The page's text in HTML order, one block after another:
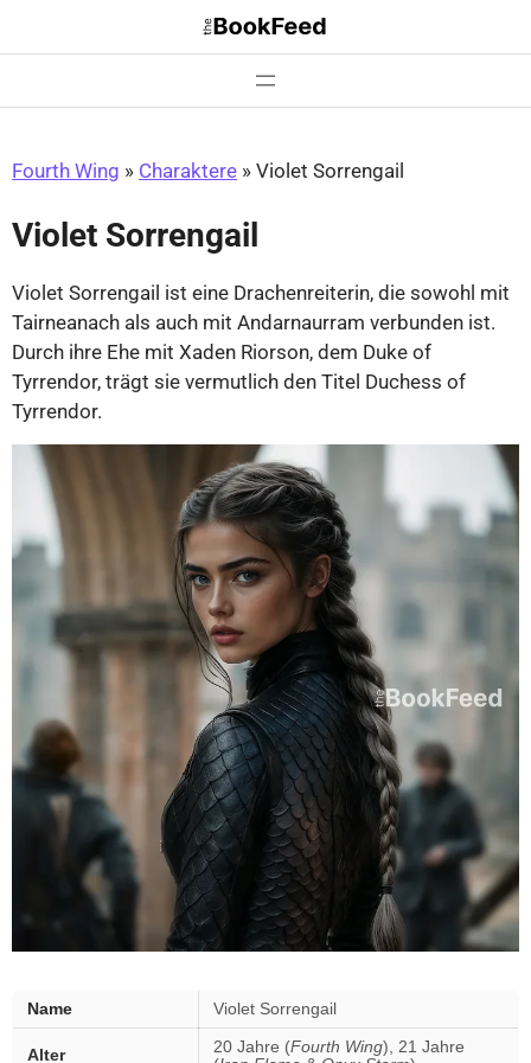
Fourth Wing » Charaktere » Violet Sorrengail
Violet Sorrengail
Violet Sorrengail ist eine Drachenreiterin, die sowohl mit
Tairneanach als auch mit Andarnaurram verbunden ist.
Durch ihre Ehe mit Xaden Riorson, dem Duke of
Tyrrendor, trägt sie vermutlich den Titel Duchess of
Tyrrendor.
Name Violet Sorrengail
Alter 20 Jahre (Fourth Wing), 21 Jahre